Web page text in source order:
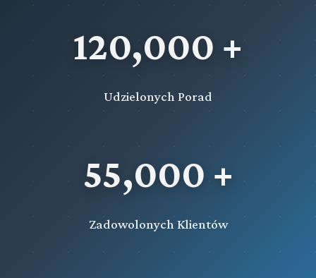
120,000 +
Udzielonych Porad
55,000 +
Zadowolonych Klientów